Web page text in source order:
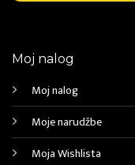
Moj nalog
Moj nalog
Moje narudžbe
Moja Wishlista